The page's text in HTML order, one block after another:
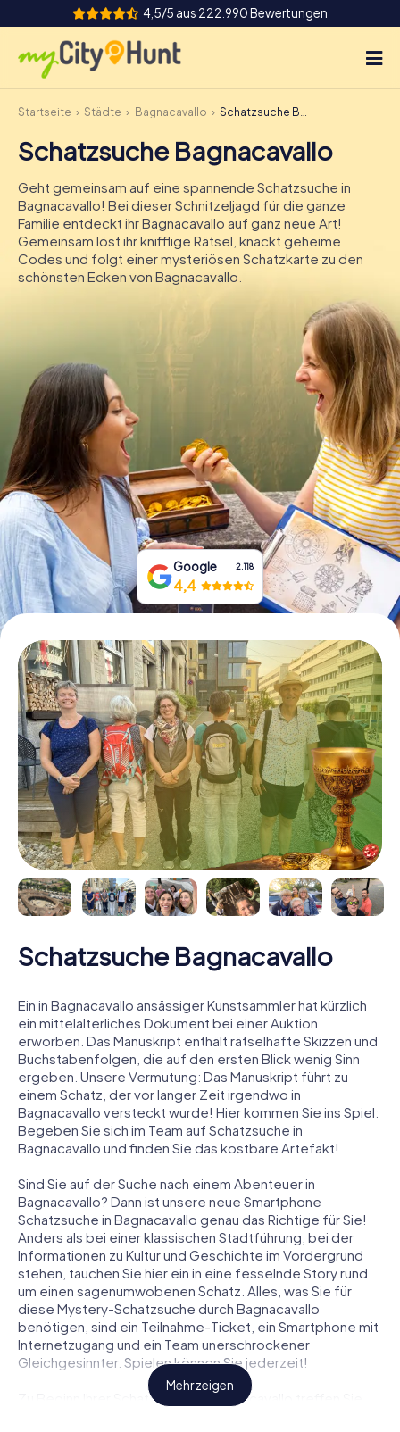
4,5/5 aus 222.990 Bewertungen
So funktioniert's
Städte
Touren
Teamevent
Tickets
DE
IE
IT
Tickets buchen
Gutscheine bestellen
Startseite Städte Bagnacavallo Schatzsuche Bagnacavallo
Schatzsuche Bagnacavallo
Geht gemeinsam auf eine spannende Schatzsuche in
Bagnacavallo! Bei dieser Schnitzeljagd für die ganze
Familie entdeckt ihr Bagnacavallo auf ganz neue Art!
Gemeinsam löst ihr knifflige Rätsel, knackt geheime
Codes und folgt einer mysteriösen Schatzkarte zu den
schönsten Ecken von Bagnacavallo.
Google 2.118
4,4
Schatzsuche Bagnacavallo
Ein in Bagnacavallo ansässiger Kunstsammler hat kürzlich
ein mittelalterliches Dokument bei einer Auktion
erworben. Das Manuskript enthält rätselhafte Skizzen und
Buchstabenfolgen, die auf den ersten Blick wenig Sinn
ergeben. Unsere Vermutung: Das Manuskript führt zu
einem Schatz, der vor langer Zeit irgendwo in
Bagnacavallo versteckt wurde! Hier kommen Sie ins Spiel:
Begeben Sie sich im Team auf Schatzsuche in
Bagnacavallo und finden Sie das kostbare Artefakt!
Sind Sie auf der Suche nach einem Abenteuer in
Bagnacavallo? Dann ist unsere neue Smartphone
Schatzsuche in Bagnacavallo genau das Richtige für Sie!
Anders als bei einer klassischen Stadtführung, bei der
Informationen zu Kultur und Geschichte im Vordergrund
stehen, tauchen Sie hier ein in eine fesselnde Story rund
um einen sagenumwobenen Schatz. Alles, was Sie für
diese Mystery-Schatzsuche durch Bagnacavallo
benötigen, sind ein Teilnahme-Ticket, ein Smartphone mit
Internetzugang und ein Team unerschrockener
Gleichgesinnter. Spielen können Sie jederzeit!
Zu Beginn Ihrer Schatzsuche in Bagnacavallo treffen Sie
Mehr zeigen